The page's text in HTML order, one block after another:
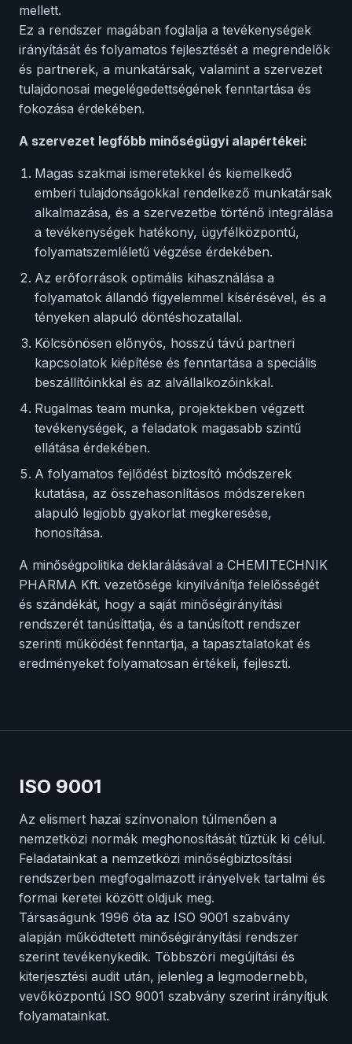
mellett.
Ez a rendszer magában foglalja a tevékenységek
irányítását és folyamatos fejlesztését a megrendelők
és partnerek, a munkatársak, valamint a szervezet
tulajdonosai megelégedettségének fenntartása és
fokozása érdekében.
A szervezet legfőbb minőségügyi alapértékei:
Magas szakmai ismeretekkel és kiemelkedő
emberi tulajdonságokkal rendelkező munkatársak
alkalmazása, és a szervezetbe történő integrálása
a tevékenységek hatékony, ügyfélközpontú,
folyamatszemléletű végzése érdekében.
Az erőforrások optimális kihasználása a
folyamatok állandó figyelemmel kísérésével, és a
tényeken alapuló döntéshozatallal.
Kölcsönösen előnyös, hosszú távú partneri
kapcsolatok kiépítése és fenntartása a speciális
beszállítóinkkal és az alvállalkozóinkkal.
Rugalmas team munka, projektekben végzett
tevékenységek, a feladatok magasabb szintű
ellátása érdekében.
A folyamatos fejlődést biztosító módszerek
kutatása, az összehasonlításos módszereken
alapuló legjobb gyakorlat megkeresése,
honosítása.
A minőségpolitika deklarálásával a CHEMITECHNIK
PHARMA Kft. vezetősége kinyilvánítja felelősségét
és szándékát, hogy a saját minőségirányítási
rendszerét tanúsíttatja, és a tanúsított rendszer
szerinti működést fenntartja, a tapasztalatokat és
eredményeket folyamatosan értékeli, fejleszti.
ISO 9001
Az elismert hazai színvonalon túlmenően a
nemzetközi normák meghonosítását tűztük ki célul.
Feladatainkat a nemzetközi minőségbiztosítási
rendszerben megfogalmazott irányelvek tartalmi és
formai keretei között oldjuk meg.
Társaságunk 1996 óta az ISO 9001 szabvány
alapján működtetett minőségirányítási rendszer
szerint tevékenykedik. Többszöri megújítási és
kiterjesztési audit után, jelenleg a legmodernebb,
vevőközpontú ISO 9001 szabvány szerint irányítjuk
folyamatainkat.